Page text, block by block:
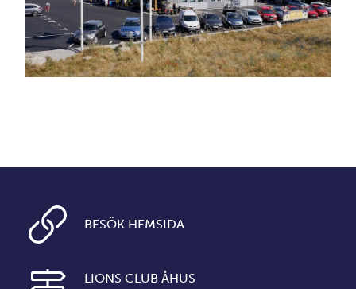
BESÖK HEMSIDA
LIONS CLUB ÅHUS